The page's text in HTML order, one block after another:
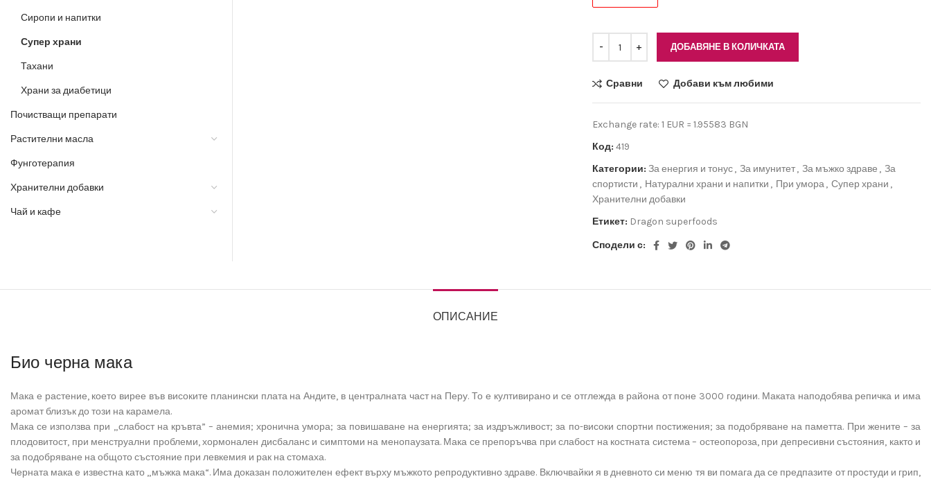
ДОБАВЯНЕ В КОЛИЧКАТА
Сравни Добави към любими
Exchange rate: 1 EUR = 1.95583 BGN
Код: 419
Категории: За енергия и тонус, За имунитет, За мъжко здраве , За
спортисти , Натурални храни и напитки , При умора, Супер храни ,
Хранителни добавки
Етикет: Dragon superfoods
Сподели с:
Сиропи и напитки
Супер храни
Тахани
Храни за диабетици
Почистващи препарати
Растителни масла
Фунготерапия
Хранителни добавки
Чай и кафе
ОПИСАНИЕ
Био черна мака
Мака е растение, което вирее във високите планински плата на Андите, в централната част на Перу. То е култивирано и се отглежда в района от поне 3000 години. Маката наподобява репичка и има
аромат близък до този на карамела.
Мака се използва при „слабост на кръвта” – анемия; хронична умора; за повишаване на енергията; за издръжливост; за по-високи спортни постижения; за подобряване на паметта. При жените – за
плодовитост, при менструални проблеми, хормонален дисбаланс и симптоми на менопаузата. Мака се препоръчва при слабост на костната система – остеопороза, при депресивни състояния, както и
за подобряване на общото състояние при левкемия и рак на стомаха.
Черната мака е известна като „мъжка мака“. Има доказан положителен ефект върху мъжкото репродуктивно здраве. Включвайки я в дневното си меню тя ви помага да се предпазите от простуди и грип,